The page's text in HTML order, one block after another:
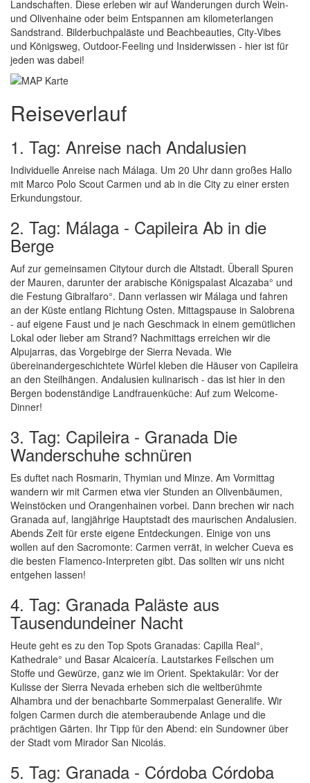
Landschaften. Diese erleben wir auf Wanderungen durch Wein-
und Olivenhaine oder beim Entspannen am kilometerlangen
Sandstrand. Bilderbuchpaläste und Beachbeauties, City-Vibes
und Königsweg, Outdoor-Feeling und Insiderwissen - hier ist für
jeden was dabei!
Reiseverlauf
1. Tag: Anreise nach Andalusien
Individuelle Anreise nach Málaga. Um 20 Uhr dann großes Hallo
mit Marco Polo Scout Carmen und ab in die City zu einer ersten
Erkundungstour.
2. Tag: Málaga - Capileira Ab in die
Berge
Auf zur gemeinsamen Citytour durch die Altstadt. Überall Spuren
der Mauren, darunter der arabische Königspalast Alcazaba° und
die Festung Gibralfaro°. Dann verlassen wir Málaga und fahren
an der Küste entlang Richtung Osten. Mittagspause in Salobrena
- auf eigene Faust und je nach Geschmack in einem gemütlichen
Lokal oder lieber am Strand? Nachmittags erreichen wir die
Alpujarras, das Vorgebirge der Sierra Nevada. Wie
übereinandergeschichtete Würfel kleben die Häuser von Capileira
an den Steilhängen. Andalusien kulinarisch - das ist hier in den
Bergen bodenständige Landfrauenküche: Auf zum Welcome-
Dinner!
3. Tag: Capileira - Granada Die
Wanderschuhe schnüren
Es duftet nach Rosmarin, Thymian und Minze. Am Vormittag
wandern wir mit Carmen etwa vier Stunden an Olivenbäumen,
Weinstöcken und Orangenhainen vorbei. Dann brechen wir nach
Granada auf, langjährige Hauptstadt des maurischen Andalusien.
Abends Zeit für erste eigene Entdeckungen. Einige von uns
wollen auf den Sacromonte: Carmen verrät, in welcher Cueva es
die besten Flamenco-Interpreten gibt. Das sollten wir uns nicht
entgehen lassen!
4. Tag: Granada Paläste aus
Tausendundeiner Nacht
Heute geht es zu den Top Spots Granadas: Capilla Real°,
Kathedrale° und Basar Alcaicería. Lautstarkes Feilschen um
Stoffe und Gewürze, ganz wie im Orient. Spektakulär: Vor der
Kulisse der Sierra Nevada erheben sich die weltberühmte
Alhambra und der benachbarte Sommerpalast Generalife. Wir
folgen Carmen durch die atemberaubende Anlage und die
prächtigen Gärten. Ihr Tipp für den Abend: ein Sundowner über
der Stadt vom Mirador San Nicolás.
5. Tag: Granada - Córdoba Córdoba